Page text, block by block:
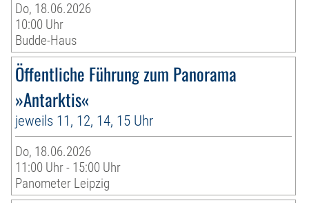
Do, 18.06.2026
10:00 Uhr
Budde-Haus
Öffentliche Führung zum Panorama
»Antarktis«
jeweils 11, 12, 14, 15 Uhr
Do, 18.06.2026
11:00 Uhr - 15:00 Uhr
Panometer Leipzig